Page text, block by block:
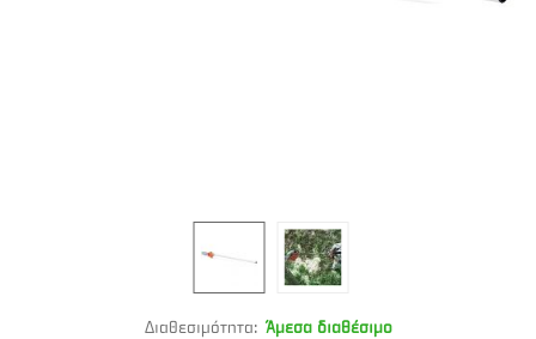
Διαθεσιμότητα: Άμεσα διαθέσιμο